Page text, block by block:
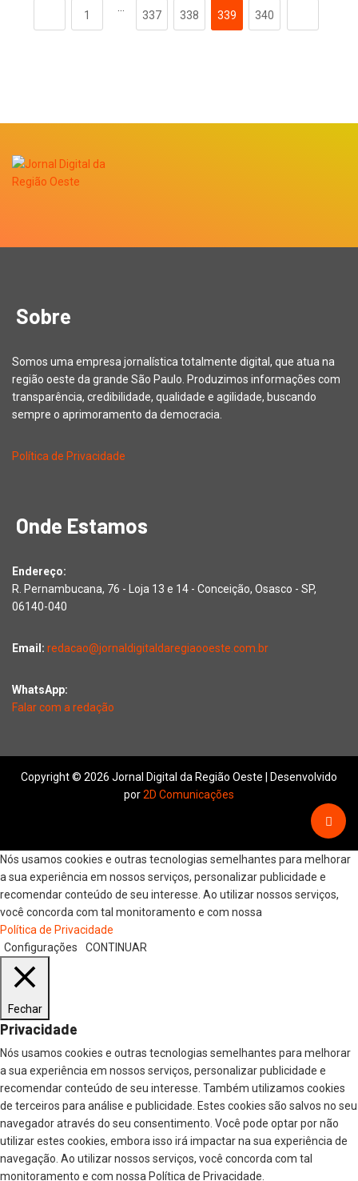
1 337 338 339 340
Sobre
Somos uma empresa jornalística totalmente digital, que atua na
região oeste da grande São Paulo. Produzimos informações com
transparência, credibilidade, qualidade e agilidade, buscando
sempre o aprimoramento da democracia.
Política de Privacidade
Onde Estamos
Endereço:
R. Pernambucana, 76 - Loja 13 e 14 - Conceição, Osasco - SP,
06140-040
Email: redacao@jornaldigitaldaregiaooeste.com.br
WhatsApp:
Falar com a redação
Copyright © 2026 Jornal Digital da Região Oeste | Desenvolvido
por2D Comunicações
Nós usamos cookies e outras tecnologias semelhantes para melhorar
a sua experiência em nossos serviços, personalizar publicidade e
recomendar conteúdo de seu interesse. Ao utilizar nossos serviços,
você concorda com tal monitoramento e com nossa
Política de Privacidade
Configurações
CONTINUAR
Fechar
Privacidade
Nós usamos cookies e outras tecnologias semelhantes para melhorar
a sua experiência em nossos serviços, personalizar publicidade e
recomendar conteúdo de seu interesse. Também utilizamos cookies
de terceiros para análise e publicidade. Estes cookies são salvos no seu
navegador através do seu consentimento. Você pode optar por não
utilizar estes cookies, embora isso irá impactar na sua experiência de
navegação. Ao utilizar nossos serviços, você concorda com tal
monitoramento e com nossa Política de Privacidade.